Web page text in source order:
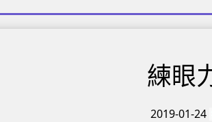
練眼
2019-01-24